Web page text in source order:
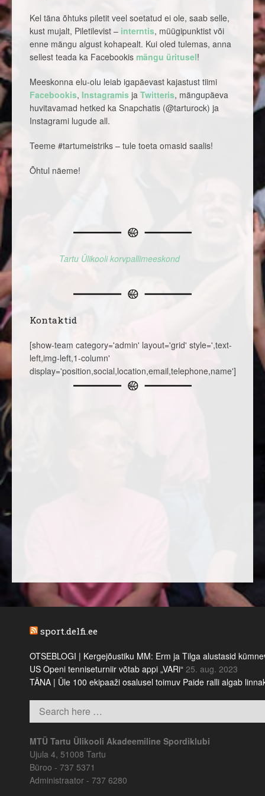
Kel täna õhtuks piletit veel soetatud ei ole, saab selle,
kust mujalt, Piletilevist – interntis, müügipunktist või
enne mängu algust kohapealt. Kui oled tulemas, anna
sellest teada ka Facebookis mängu üritusel!
Meeskonna elu-olu leiab igapäevast kajastust tiimi
Facebookis, Instagramis ja Twitteris, mängupäeva
huvitavamad hetked ka Snapchatis (@tarturock) ja
Instagrami lugude all.
Teeme #tartumeistriks – tule toeta omasid saalis!
Õhtul näeme!
Tartu Ülikooli korvpallimeeskond
Kontaktid
[show-team category='admin' layout='grid' style=',text-
left,img-left,1-column'
display='position,social,location,email,telephone,name']
sport.delfi.ee
OTSEBLOGI | Kergejõustiku MM: Erm ja Tilga alustasid
US Openi tenniseturniir võtab appi „VARi“ 25. aug. 2023
TÄNA | Üle 100 ekipaaži osalusel toimuv Paide ralli algab
MTÜ Tartu Ülikooli Akadeemiline Spordiklubi
Ujula 4, 51008 Tartu
Büroo - 737 5371
Administraator - 737 6280